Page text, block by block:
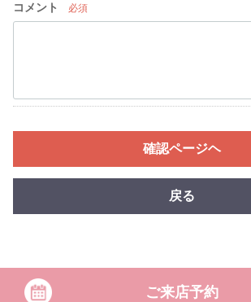
コメント 必須
確認ページヘ
戻る
ご来店予約